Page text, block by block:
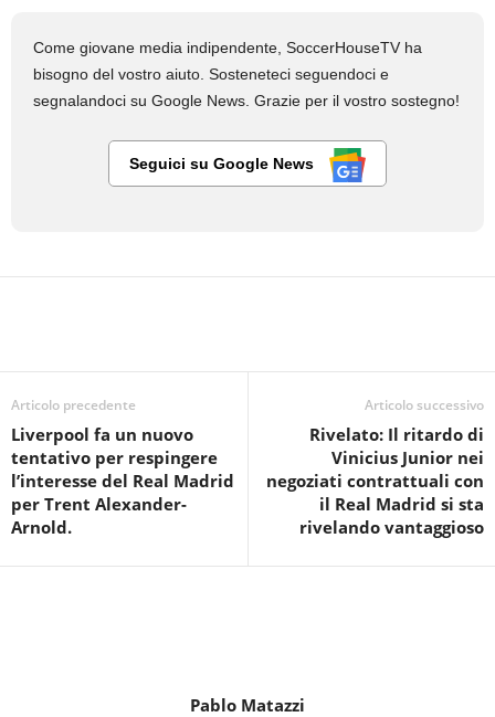
Come giovane media indipendente, SoccerHouseTV ha
bisogno del vostro aiuto. Sosteneteci seguendoci e
segnalandoci su Google News. Grazie per il vostro sostegno!
Seguici su Google News
Articolo precedente
Liverpool fa un nuovo
tentativo per respingere
l’interesse del Real Madrid
per Trent Alexander-
Arnold.
Articolo successivo
Rivelato: Il ritardo di
Vinicius Junior nei
negoziati contrattuali con
il Real Madrid si sta
rivelando vantaggioso
Pablo Matazzi